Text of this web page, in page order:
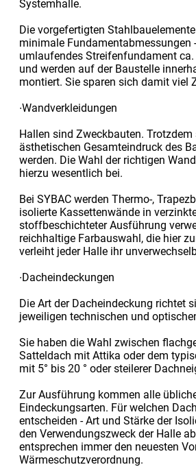
Systemhalle.
Die vorgefertigten
minimale Fundament­ab­messungen
umlaufendes Streifen­fundament
und werden auf der Baustelle
montiert. Sie sparen sich damit viel
∙Wandverkleidungen
Hallen sind Zweckbauten.
ästhetischen Gesamteindruck des
werden. Die Wahl der richtigen
hierzu wesentlich bei.
Bei SYBAC werden Thermo-,
isolierte Kassettenwände in
stoffbeschichteter Ausführung
reichhaltige Farbauswahl, die hier
verleiht jeder Halle ihr
∙Dacheindeckungen
Die Art der Dacheindeckung richtet
jeweiligen technischen und
Sie haben die Wahl zwischen
Satteldach mit Attika oder dem
mit 5° bis 20 ° oder steilerer
Zur Ausführung kommen alle
Eindeckungsarten. Für welchen
ent­scheiden - Art und Stärke der
den Ver­wen­dungs­zweck der Halle
entsprechen immer den neuesten
Wärmeschutzverordnung.